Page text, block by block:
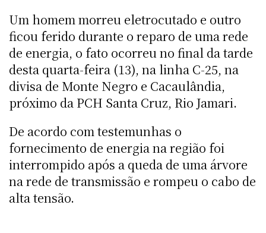
Um homem morreu eletrocutado e outro
ficou ferido durante o reparo de uma rede
de energia, o fato ocorreu no final da tarde
desta quarta-feira (13), na linha C-25, na
divisa de Monte Negro e Cacaulândia,
próximo da PCH Santa Cruz, Rio Jamari.
De acordo com testemunhas o
fornecimento de energia na região foi
interrompido após a queda de uma árvore
na rede de transmissão e rompeu o cabo de
alta tensão.